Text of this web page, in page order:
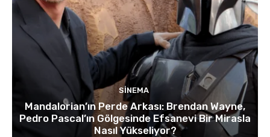
SINEMA
Mandalorian’ın Perde Arkası: Brendan Wayne,
Pedro Pascal’ın Gölgesinde Efsanevi Bir Mirasla
Nasıl Yükseliyor?